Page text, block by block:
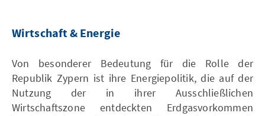
Wirtschaft & Energie
Von besonderer Bedeutung für die Rolle der
Republik Zypern ist ihre Energiepolitik, die auf der
Nutzung der in ihrer Ausschließlichen
Wirtschaftszone entdeckten Erdgasvorkommen